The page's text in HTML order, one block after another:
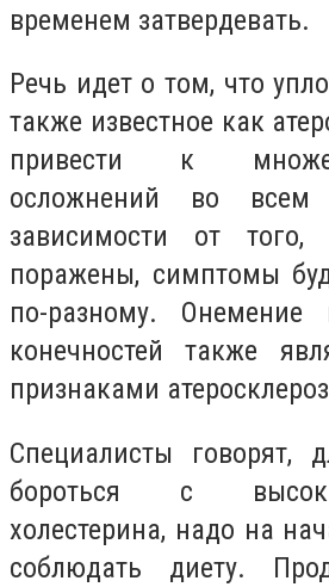
временем затвердевать.
Речь идет о том, что
также известное как
привести к
осложнений во всем
зависимости от того,
поражены, симптомы
по-разному. Онемение
конечностей также
признаками
Специалисты говорят,
бороться с
холестерина, надо на
соблюдать диету. П